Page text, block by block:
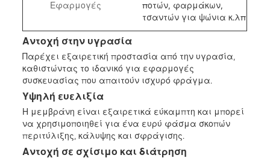
Εφαρμογές
ποτών, φαρμάκων,
τσαντών για ψώνια κ.λπ
Αντοχή στην υγρασία
Παρέχει εξαιρετική προστασία από την υγρασία,
καθιστώντας το ιδανικό για εφαρμογές
συσκευασίας που απαιτούν ισχυρό φράγμα.
Υψηλή ευελιξία
Η μεμβράνη είναι εξαιρετικά εύκαμπτη και μπορεί
να χρησιμοποιηθεί για ένα ευρύ φάσμα σκοπών
περιτύλιξης, κάλυψης και σφράγισης.
Αντοχή σε σχίσιμο και διάτρηση